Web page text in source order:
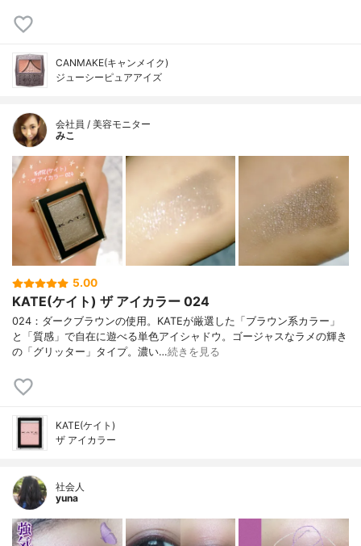
CANMAKE(キャンメイク)
ジューシーピュアアイズ
会社員 / 美容モニター
みこ
5.00
KATE(ケイト) ザ アイカラー 024
024：ダークブラウンの使用。KATEが厳選した「ブラウン系カラー」
と「質感」で自在に遊べる単色アイシャドウ。ゴージャスなラメの輝き
の「グリッター」タイプ。濃い…続きを見る
KATE(ケイト)
ザ アイカラー
社会人
yuna